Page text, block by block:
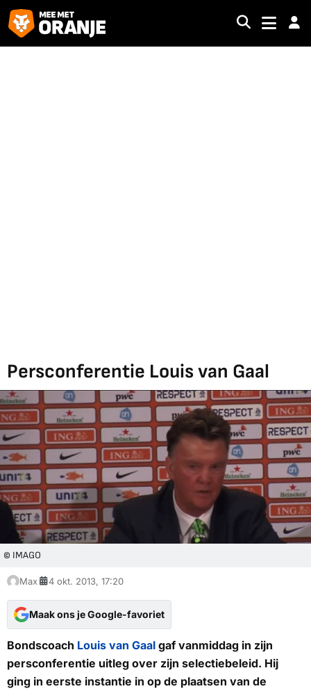
Persconferentie Louis van Gaal
© IMAGO
Max 4 okt. 2013, 17:20
Maak ons je Google-favoriet
Bondscoach Louis van Gaal gaf vanmiddag in zijn
persconferentie uitleg over zijn selectiebeleid. Hij
ging in eerste instantie in op de plaatsen van de